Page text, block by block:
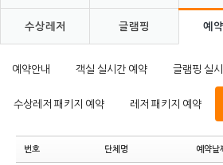
수상레저 글램핑 예
예약안내 객실 실시간 예약 글램핑 실
수상레저 패키지 예약 레저 패키지 예약
번호 단체명 예약날